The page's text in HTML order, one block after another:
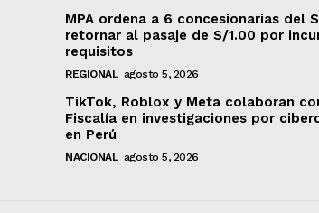
MPA ordena a 6 concesionarias del
retornar al pasaje de S/1.00 por
requisitos
REGIONAL agosto 5, 2026
TikTok, Roblox y Meta colaboran
Fiscalía en investigaciones por
en Perú
NACIONAL agosto 5, 2026